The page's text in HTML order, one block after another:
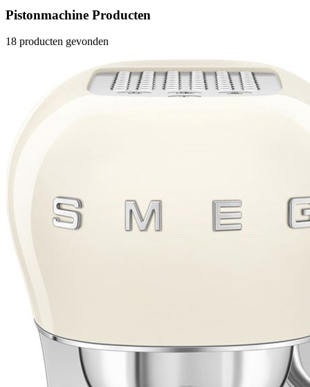
Pistonmachine Producten
18 producten gevonden